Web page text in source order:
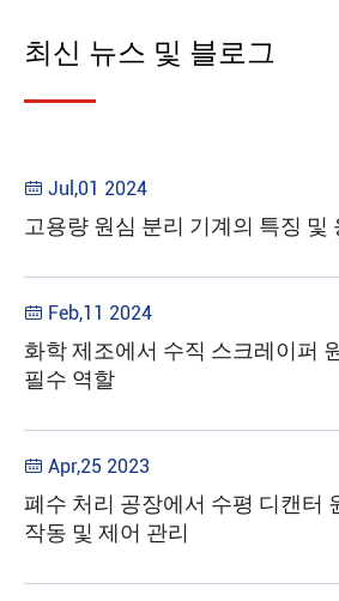
최신 뉴스 및 블로그
 Jul,01 2024
고용량 원심 분리 기계의 특징 및
 Feb,11 2024
화학 제조에서 수직 스크레이퍼
필수 역할
 Apr,25 2023
폐수 처리 공장에서 수평 디캔터
작동 및 제어 관리